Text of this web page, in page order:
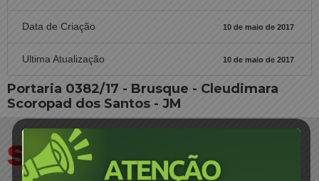
Data de Criação 10 de maio de 2017
Ultima Atualização 10 de maio de 2017
Portaria 0382/17 - Brusque - Cleudimara
Scoropad dos Santos - JM